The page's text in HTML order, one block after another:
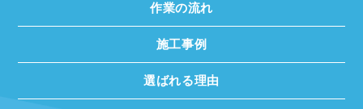
作業の流れ
施工事例
選ばれる理由